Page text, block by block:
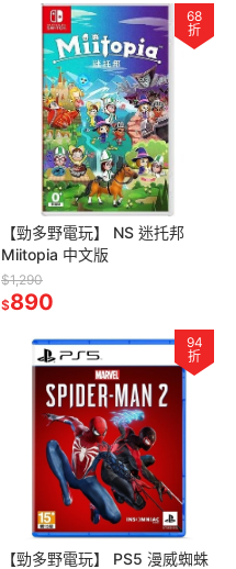
68
折
【勁多野電玩】 NS 迷托邦
Miitopia 中文版
$1,290
$890
94
折
【勁多野電玩】 PS5 漫威蜘蛛